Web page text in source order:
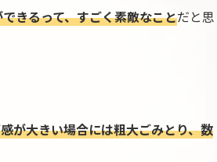
きるって、すごく素敵なことだと思
が大きい場合には粗大ごみとり、数